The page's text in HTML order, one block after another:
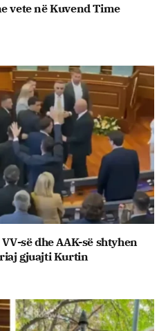
vete në Kuvend Time
së dhe AAK-së shtyhen
gjuajti Kurtin